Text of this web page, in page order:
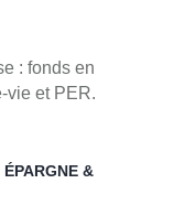
: fonds en
vie et PER.
ÉPARGNE &